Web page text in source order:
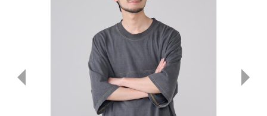
TOPS : トップス
T-SHIRT : Tシャツ
KNIT : ニット
SHIRT : シャツ